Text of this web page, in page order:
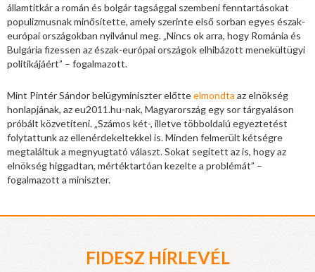
államtitkár a román és bolgár tagsággal szembeni fenntartásokat
populizmusnak minősítette, amely szerinte első sorban egyes észak-
európai országokban nyilvánul meg. „Nincs ok arra, hogy Románia és
Bulgária fizessen az észak-európai országok elhibázott menekültügyi
politikájáért” – fogalmazott.
Mint Pintér Sándor belügyminiszter előtteelmondta az elnökség
honlapjának, az eu2011.hu-nak, Magyarország egy sor tárgyaláson
próbált közvetíteni. „Számos két-, illetve többoldalú egyeztetést
folytattunk az ellenérdekeltekkel is. Minden felmerült kétségre
megtaláltuk a megnyugtató választ. Sokat segített az is, hogy az
elnökség higgadtan, mértéktartóan kezelte a problémát” –
fogalmazott a miniszter.
FIDESZ HÍRLEVÉL